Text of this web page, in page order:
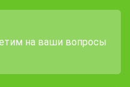
на ваши вопросы